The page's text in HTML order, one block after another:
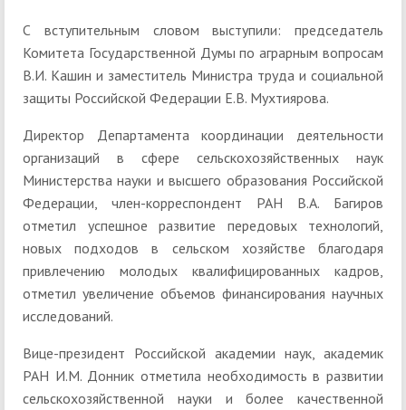
С вступительным словом выступили: председатель
Комитета Государственной Думы по аграрным вопросам
В.И. Кашин и заместитель Министра труда и социальной
защиты Российской Федерации Е.В. Мухтиярова.
Директор Департамента координации деятельности
организаций в сфере сельскохозяйственных наук
Министерства науки и высшего образования Российской
Федерации, член-корреспондент РАН В.А. Багиров
отметил успешное развитие передовых технологий,
новых подходов в сельском хозяйстве благодаря
привлечению молодых квалифицированных кадров,
отметил увеличение объемов финансирования научных
исследований.
Вице-президент Российской академии наук, академик
РАН И.М. Донник отметила необходимость в развитии
сельскохозяйственной науки и более качественной